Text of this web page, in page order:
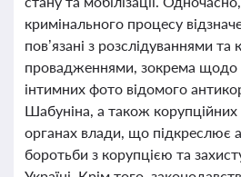
кримінального процесу
пов’язані з розслідуваннями
провадженнями, зокрема
інтимних фото відомого
Шабуніна, а також корупційних
органах влади, що підкреслює
боротьби з корупцією та